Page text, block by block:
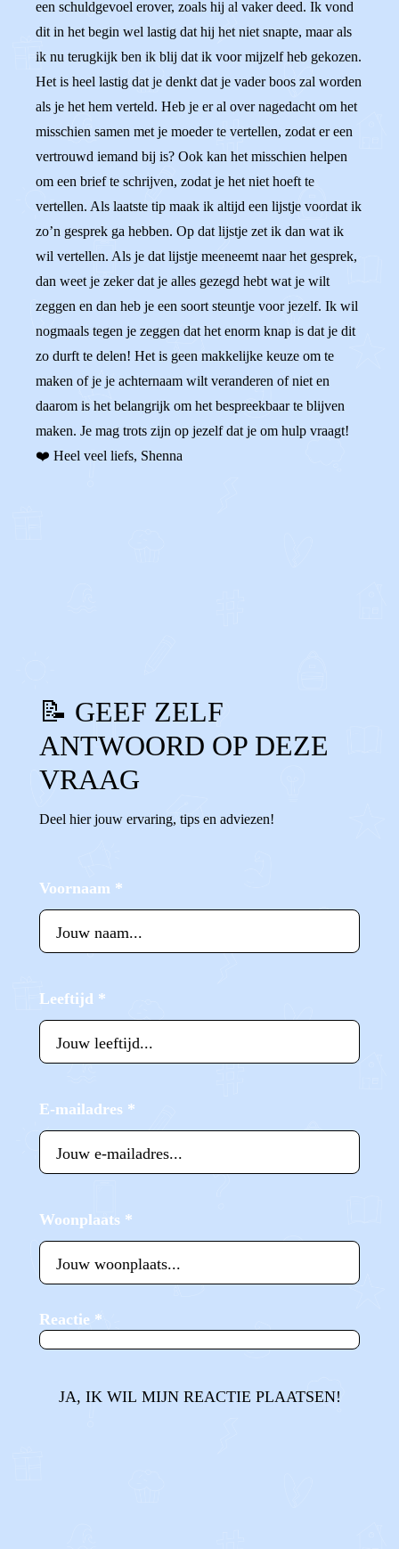
een schuldgevoel erover, zoals hij al vaker deed. Ik vond
dit in het begin wel lastig dat hij het niet snapte, maar als
ik nu terugkijk ben ik blij dat ik voor mijzelf heb gekozen.
Het is heel lastig dat je denkt dat je vader boos zal worden
als je het hem verteld. Heb je er al over nagedacht om het
misschien samen met je moeder te vertellen, zodat er een
vertrouwd iemand bij is? Ook kan het misschien helpen
om een brief te schrijven, zodat je het niet hoeft te
vertellen. Als laatste tip maak ik altijd een lijstje voordat ik
zo’n gesprek ga hebben. Op dat lijstje zet ik dan wat ik
wil vertellen. Als je dat lijstje meeneemt naar het gesprek,
dan weet je zeker dat je alles gezegd hebt wat je wilt
zeggen en dan heb je een soort steuntje voor jezelf. Ik wil
nogmaals tegen je zeggen dat het enorm knap is dat je dit
zo durft te delen! Het is geen makkelijke keuze om te
maken of je je achternaam wilt veranderen of niet en
daarom is het belangrijk om het bespreekbaar te blijven
maken. Je mag trots zijn op jezelf dat je om hulp vraagt!
❤️ Heel veel liefs, Shenna
📝 GEEF ZELF
ANTWOORD OP DEZE
VRAAG
Deel hier jouw ervaring, tips en adviezen!
Voornaam *
Leeftijd *
E-mailadres *
Woonplaats *
Reactie *
JA, IK WIL MIJN REACTIE PLAATSEN!